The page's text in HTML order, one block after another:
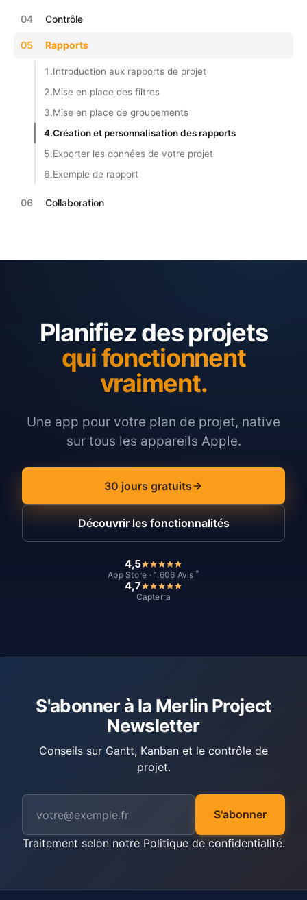
04 Contrôle
05 Rapports
1.Introduction aux rapports de projet
2.Mise en place des filtres
3.Mise en place de groupements
4.Création et personnalisation des rapports
5.Exporter les données de votre projet
6.Exemple de rapport
06 Collaboration
Planifiez des projets
qui fonctionnent
vraiment.
Une app pour votre plan de projet, native
sur tous les appareils Apple.
30 jours gratuits
Découvrir les fonctionnalités
4,5
App Store · 1.606 Avis *
4,7
Capterra
S'abonner à la Merlin Project
Newsletter
Conseils sur Gantt, Kanban et le contrôle de
projet.
S'abonner
Traitement selon notre Politique de confidentialité.